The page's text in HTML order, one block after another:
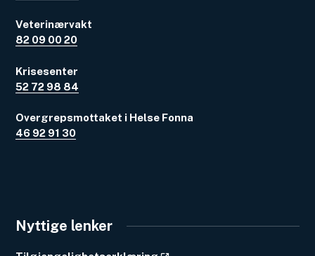
Veterinærvakt
82 09 00 20
Krisesenter
52 72 98 84
Overgrepsmottaket i Helse Fonna
46 92 91 30
Nyttige lenker